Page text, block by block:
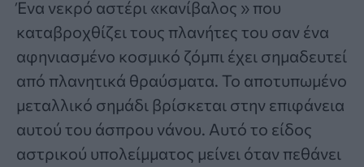
Ένα νεκρό αστέρι «κανίβαλος » που
καταβροχθίζει τους πλανήτες του σαν ένα
αφηνιασμένο κοσμικό ζόμπι έχει σημαδευτεί
από πλανητικά θραύσματα. Το αποτυπωμένο
μεταλλικό σημάδι βρίσκεται στην επιφάνεια
αυτού του άσπρου νάνου. Αυτό το είδος
αστρικού υπολείμματος μείνει όταν πεθάνει